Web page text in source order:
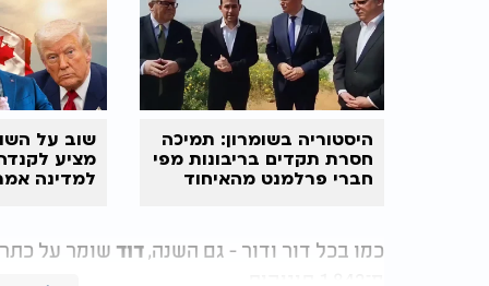
היסטוריה בשומרון: תמיכה
חסרת תקדים בריבונות מפי
חברי פרלמנט מהאיחוד
שוב על
מציע
למדינה
כמו בכל דור ודור - גם השנה,דוד שומר על כתר